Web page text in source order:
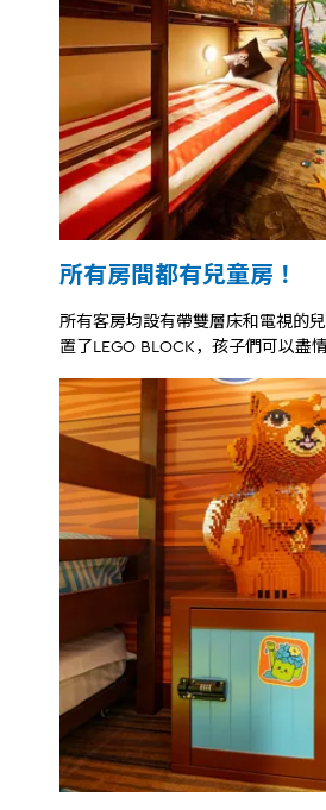
所有房間都有兒童房！
所有客房均設有帶雙層床和電視的
置了LEGO BLOCK，孩子們可以盡情